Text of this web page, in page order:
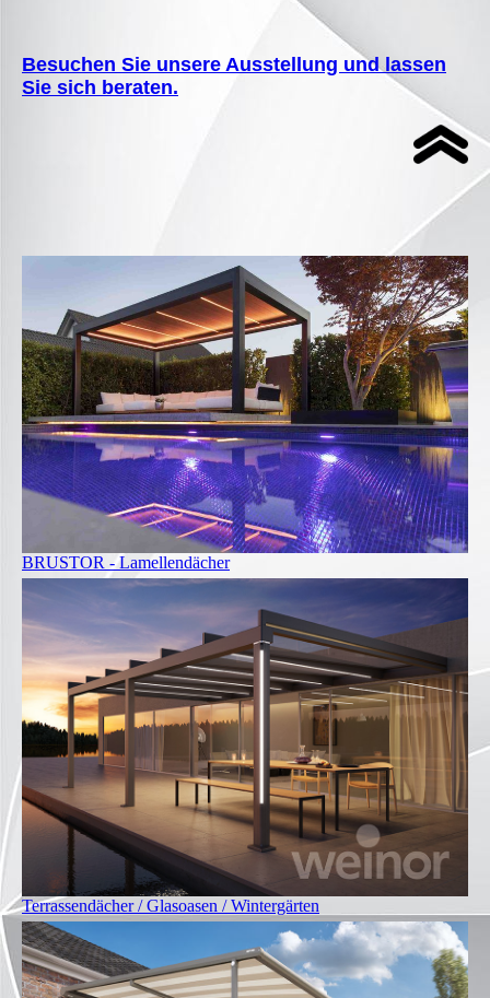
Besuchen Sie unsere Ausstellung und lassen
Sie sich beraten.
BRUSTOR - Lamellendächer
Terrassendächer / Glasoasen / Wintergärten